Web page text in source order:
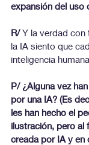
expansión del uso
R/ Y la verdad con
la IA siento que
inteligencia
P/ ¿Alguna vez
por una IA? (Es
les han hecho el
ilustración, pero al
creada por IA y en